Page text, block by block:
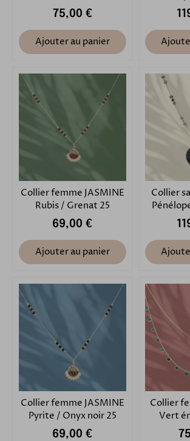
75,00 €
Ajouter au panier
Collier femme JASMINE
Rubis / Grenat 25
69,00 €
Ajouter au panier
Collier
Collier femme JASMINE
Pyrite / Onyx noir 25
69,00 €
Collier
Vert